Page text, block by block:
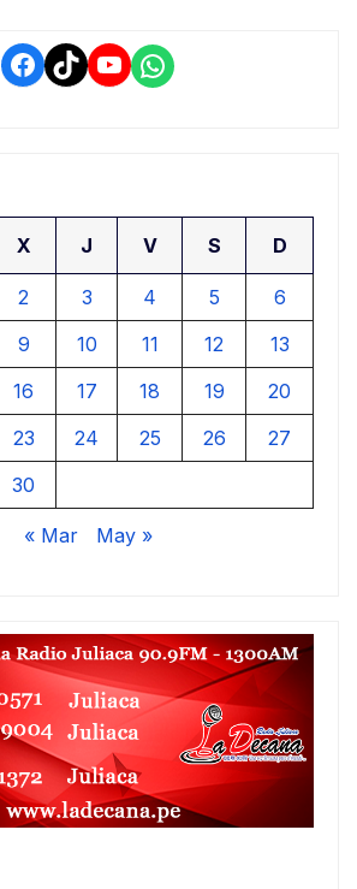
entradas
Facebook
TikTokYouTube
WhatsApp
X J V S D
2 3 4 5
6
9 10 11 12
13
16 17 18 19
20
23 24 25 26
27
30
« Mar May »